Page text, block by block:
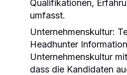
Qualifikationen,
umfasst.
Unternehmenskultur:
Headhunter
Unternehmenskultur
dass die Kandidaten